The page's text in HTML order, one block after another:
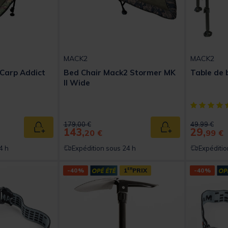
Addict
Ajouter au panier
h
MACK2
Bed Chair Mack2 Stormer MK
II Wide
Price reduced from
179,00 €to
143,20 € Ajouter au panier
Expédition sous 24 h
MACK2
Table de
[object
Price
49,99 €to
29,99 €
-40% 1 ERPRIX -40%